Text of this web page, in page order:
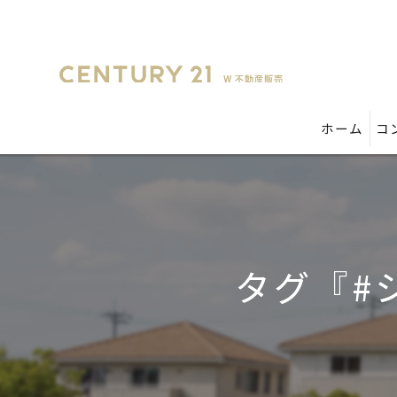
ホーム コ
タグ『#